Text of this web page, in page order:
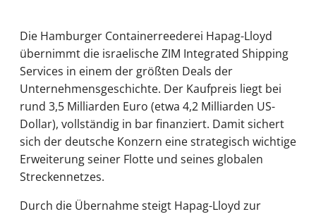
Die Hamburger Containerreederei Hapag-Lloyd
übernimmt die israelische ZIM Integrated Shipping
Services in einem der größten Deals der
Unternehmensgeschichte. Der Kaufpreis liegt bei
rund 3,5 Milliarden Euro (etwa 4,2 Milliarden US-
Dollar), vollständig in bar finanziert. Damit sichert
sich der deutsche Konzern eine strategisch wichtige
Erweiterung seiner Flotte und seines globalen
Streckennetzes.
Durch die Übernahme steigt Hapag-Lloyd zur